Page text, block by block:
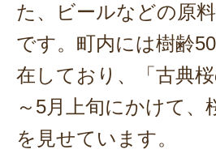
た、ビールなどの原
です。町内には樹齢
在しており、「古典
～5月上旬にかけて
を見せています。